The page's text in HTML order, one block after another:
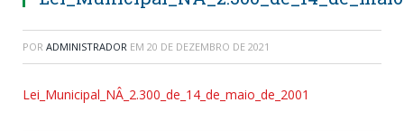
POR ADMINISTRADOR EM 20 DE DEZEMBRO DE 2021
Lei_Municipal_NÂ_2.300_de_14_de_maio_de_2001